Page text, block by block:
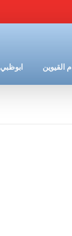
ام القيوين ابوظبي